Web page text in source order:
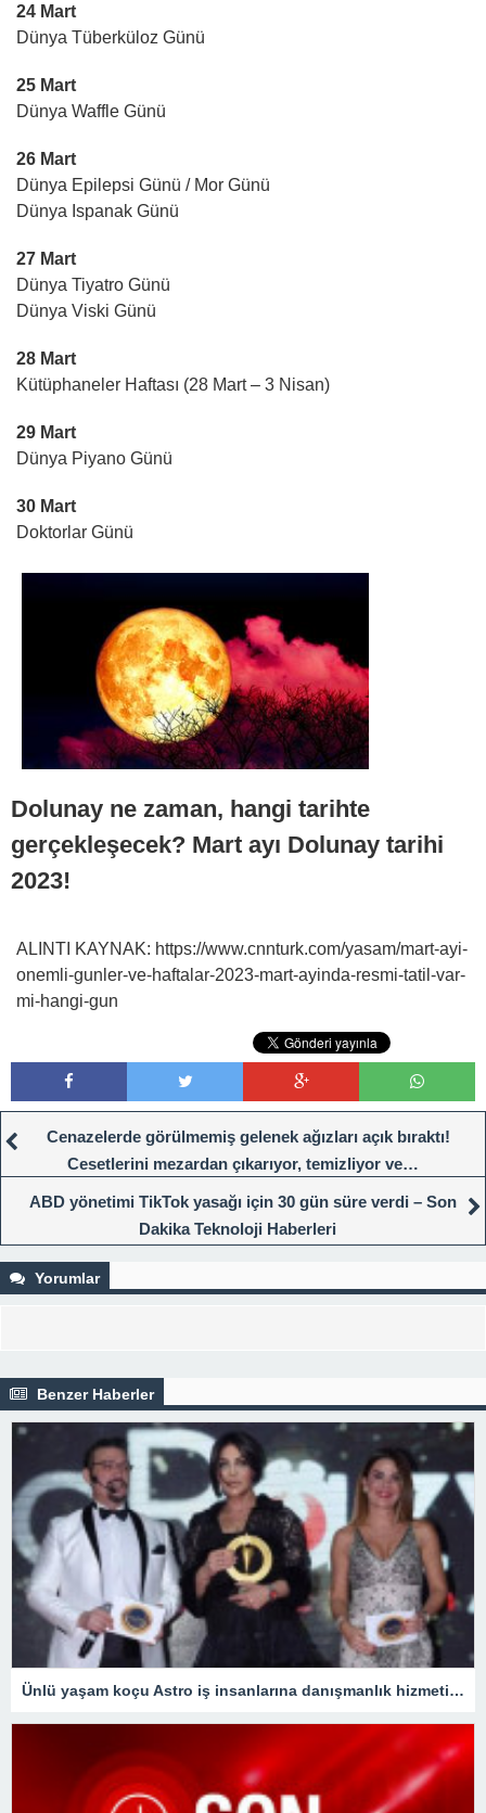
24 Mart
Dünya Tüberküloz Günü
25 Mart
Dünya Waffle Günü
26 Mart
Dünya Epilepsi Günü / Mor Günü
Dünya Ispanak Günü
27 Mart
Dünya Tiyatro Günü
Dünya Viski Günü
28 Mart
Kütüphaneler Haftası (28 Mart – 3 Nisan)
29 Mart
Dünya Piyano Günü
30 Mart
Doktorlar Günü
Dolunay ne zaman, hangi tarihte
gerçekleşecek? Mart ayı Dolunay tarihi
2023!
ALINTI KAYNAK: https://www.cnnturk.com/yasam/mart-ayi-
onemli-gunler-ve-haftalar-2023-mart-ayinda-resmi-tatil-var-
mi-hangi-gun
Cenazelerde görülmemiş gelenek ağızları açık bıraktı!
Cesetlerini mezardan çıkarıyor, temizliyor ve…
ABD yönetimi TikTok yasağı için 30 gün süre verdi – Son
Dakika Teknoloji Haberleri
Yorumlar
Benzer Haberler
Ünlü yaşam koçu Astro iş insanlarına danışmanlık hizmeti veriyor